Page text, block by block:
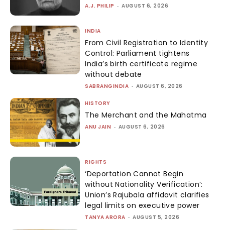
A.J. PHILIP - AUGUST 6, 2026
INDIA
From Civil Registration to Identity
Control: Parliament tightens
India’s birth certificate regime
without debate
SABRANGINDIA - AUGUST 6, 2026
HISTORY
The Merchant and the Mahatma
ANU JAIN - AUGUST 6, 2026
RIGHTS
‘Deportation Cannot Begin
without Nationality Verification’:
Union’s Rajubala affidavit clarifies
legal limits on executive power
TANYA ARORA - AUGUST 5, 2026